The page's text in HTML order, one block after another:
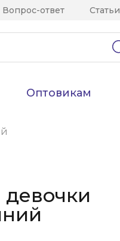
Вопрос-ответ Статьи
Оптовикам
девочки